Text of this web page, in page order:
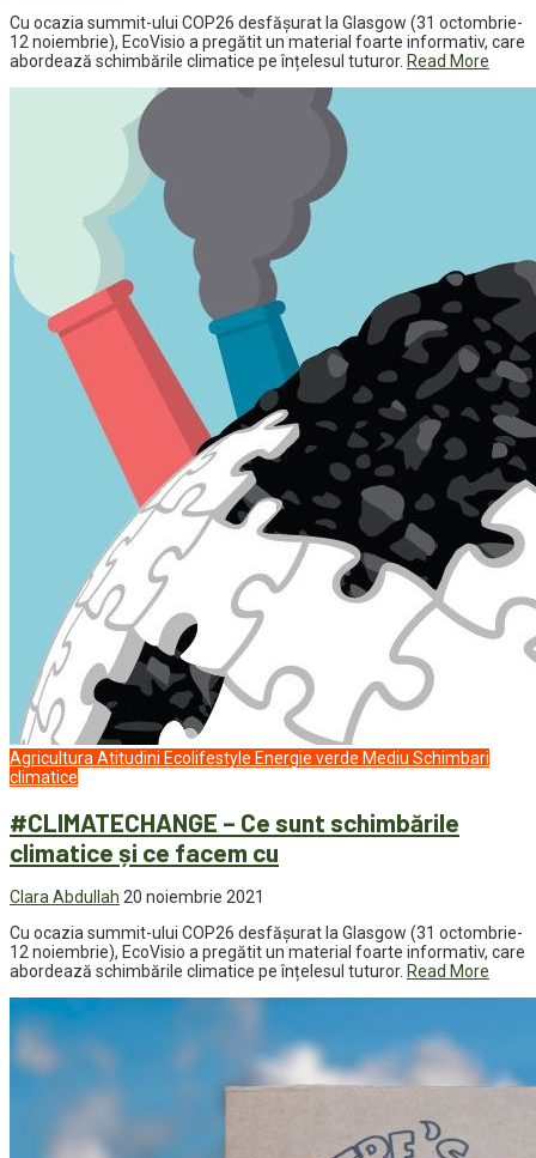
Cu ocazia summit-ului COP26 desfășurat la Glasgow (31 octombrie-
12 noiembrie), EcoVisio a pregătit un material foarte informativ, care
abordează schimbările climatice pe înțelesul tuturor. Read More
Agricultura Atitudini Ecolifestyle Energie verde Mediu Schimbari
climatice
#CLIMATECHANGE – Ce sunt schimbările
climatice și ce facem cu
Clara Abdullah 20 noiembrie 2021
Cu ocazia summit-ului COP26 desfășurat la Glasgow (31 octombrie-
12 noiembrie), EcoVisio a pregătit un material foarte informativ, care
abordează schimbările climatice pe înțelesul tuturor. Read More